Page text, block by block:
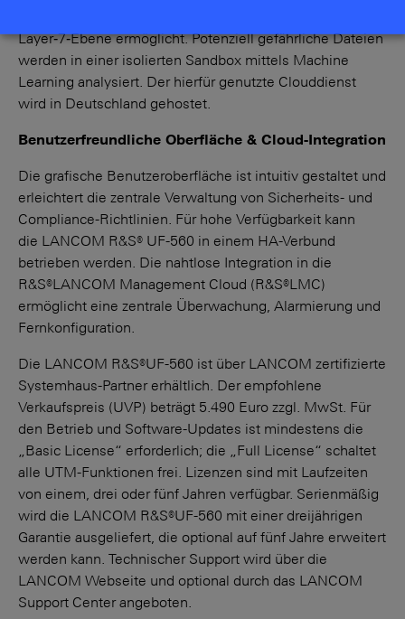
Layer‑7‑Ebene ermöglicht. Potenziell gefährliche Dateien
werden in einer isolierten Sandbox mittels Machine
Learning analysiert. Der hierfür genutzte Clouddienst
wird in Deutschland gehostet.
Benutzerfreundliche Oberfläche & Cloud-Integration
Die grafische Benutzeroberfläche ist intuitiv gestaltet und
erleichtert die zentrale Verwaltung von Sicherheits- und
Compliance-Richtlinien. Für hohe Verfügbarkeit kann
die LANCOM R&S® UF-560 in einem HA-Verbund
betrieben werden. Die nahtlose Integration in die
R&S®LANCOM Management Cloud (R&S®LMC)
ermöglicht eine zentrale Überwachung, Alarmierung und
Fernkonfiguration.
Die LANCOM R&S®UF-560 ist über LANCOM zertifizierte
Systemhaus-Partner erhältlich. Der empfohlene
Verkaufspreis (UVP) beträgt 5.490 Euro zzgl. MwSt. Für
den Betrieb und Software-Updates ist mindestens die
„Basic License“ erforderlich; die „Full License“ schaltet
alle UTM-Funktionen frei. Lizenzen sind mit Laufzeiten
von einem, drei oder fünf Jahren verfügbar. Serienmäßig
wird die LANCOM R&S®UF-560 mit einer dreijährigen
Garantie ausgeliefert, die optional auf fünf Jahre erweitert
werden kann. Technischer Support wird über die
LANCOM Webseite und optional durch das LANCOM
Support Center angeboten.